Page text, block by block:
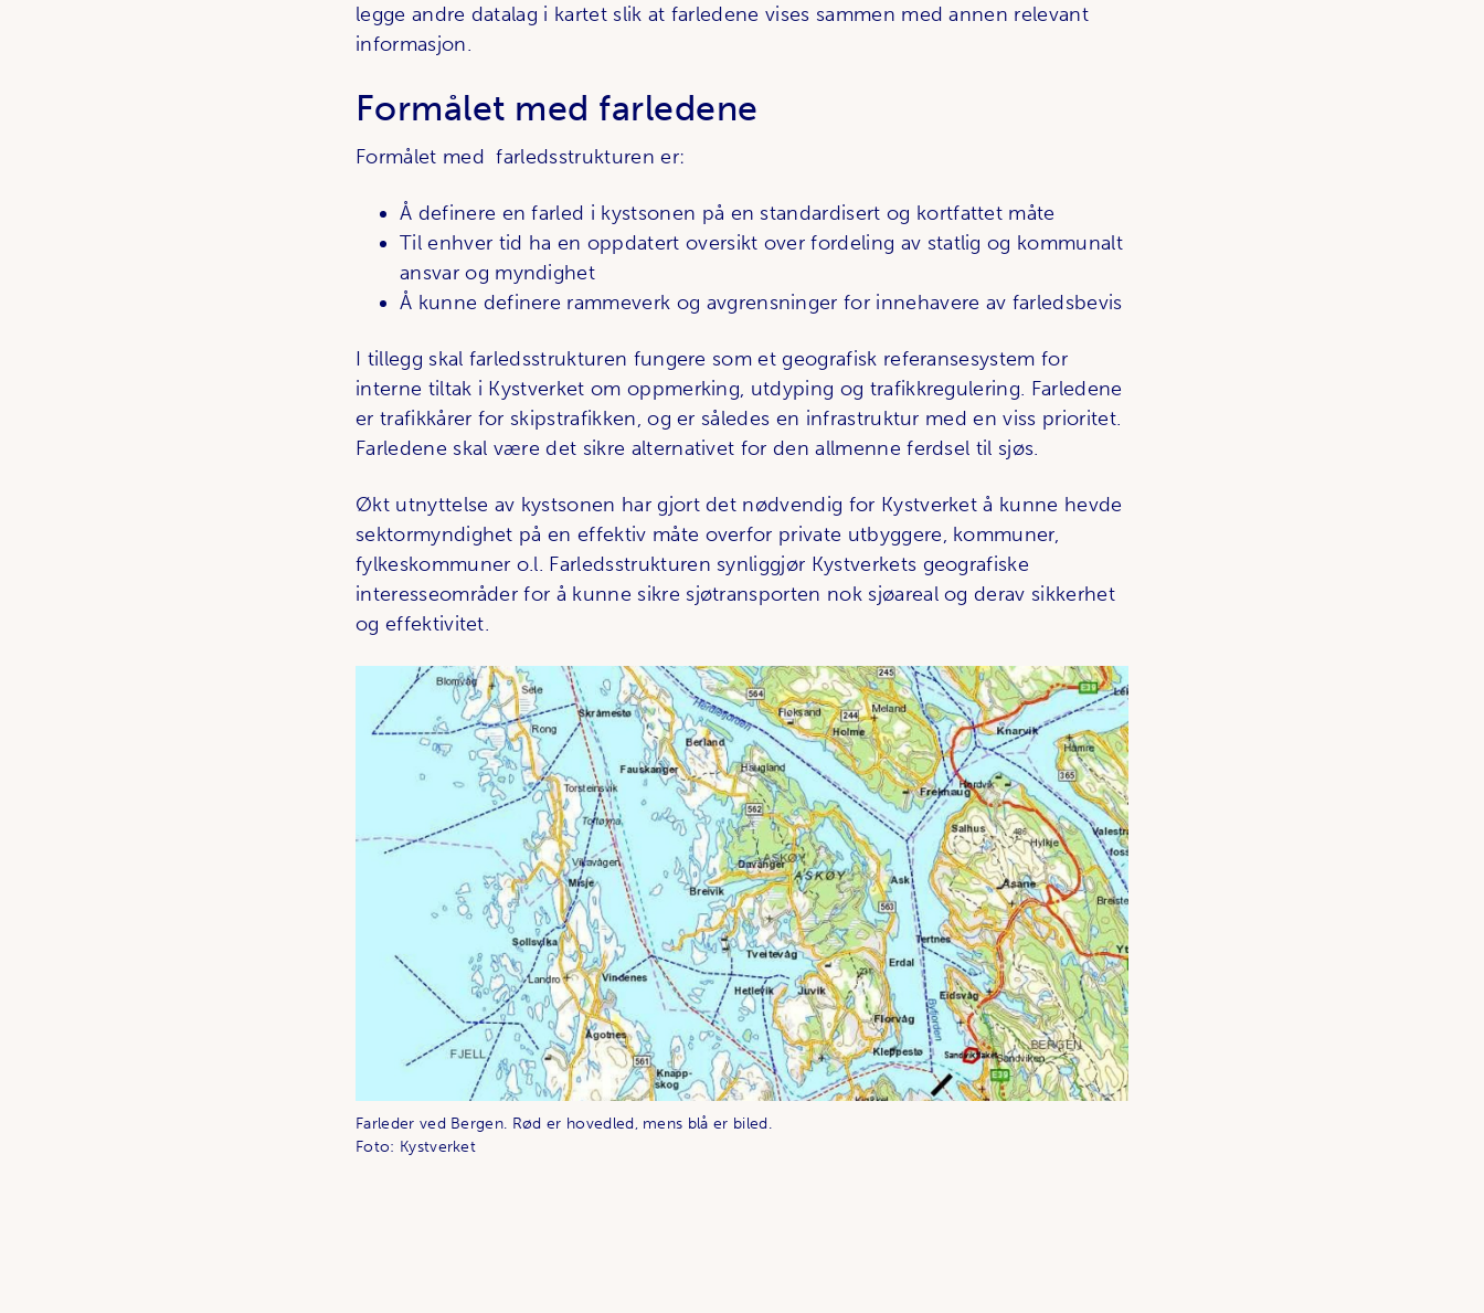
legge andre datalag i kartet slik at farledene vises sammen med annen relevant
informasjon.
Formålet med farledene
Formålet med farledsstrukturen er:
Å definere en farled i kystsonen på en standardisert og kortfattet måte
Til enhver tid ha en oppdatert oversikt over fordeling av statlig og kommunalt
ansvar og myndighet
Å kunne definere rammeverk og avgrensninger for innehavere av farledsbevis
I tillegg skal farledsstrukturen fungere som et geografisk referansesystem for
interne tiltak i Kystverket om oppmerking, utdyping og trafikkregulering. Farledene
er trafikkårer for skipstrafikken, og er således en infrastruktur med en viss prioritet.
Farledene skal være det sikre alternativet for den allmenne ferdsel til sjøs.
Økt utnyttelse av kystsonen har gjort det nødvendig for Kystverket å kunne hevde
sektormyndighet på en effektiv måte overfor private utbyggere, kommuner,
fylkeskommuner o.l. Farledsstrukturen synliggjør Kystverkets geografiske
interesseområder for å kunne sikre sjøtransporten nok sjøareal og derav sikkerhet
og effektivitet.
Farleder ved Bergen. Rød er hovedled, mens blå er biled.
Foto: Kystverket